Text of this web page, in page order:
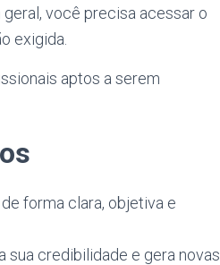
você precisa acessar o
exigida.
aptos a serem
forma clara, objetiva e
sua credibilidade e gera novas